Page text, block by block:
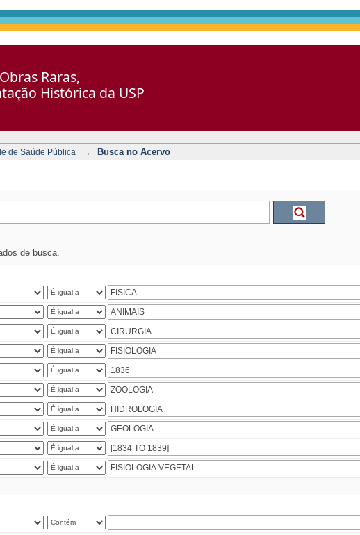
Raras,
Histórica da USP
de Saúde Pública → Busca no Acervo
de busca.